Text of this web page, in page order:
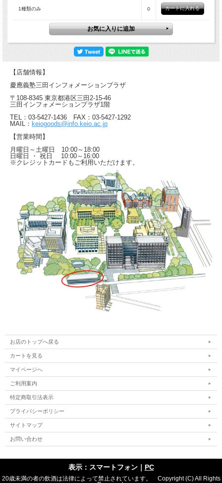
1種類のみ ○
【店舗情報】
慶應義塾三田インフォメーションプラザ
〒108-8345 東京都港区三田2-15-46
三田インフォメーションプラザ1階
TEL：03-5427-1436 FAX：03-5427-1292
MAIL： keiogoods@info.keio.ac.jp
【営業時間】
月曜日～土曜日 10:00～18:00
日曜日 ・ 祝日 10:00～16:00
※クレジットカードもご利用いただけます。
お店のトップへ戻る
カートを見る
マイページへ
ご利用案内
特定商取引法表示
プライバシーポリシー
サイトマップ
お問い合わせ
表示：スマートフォン｜ PC
20歳未満の者の飲酒は法律によって禁止されています。 Copyright (C) All Rights